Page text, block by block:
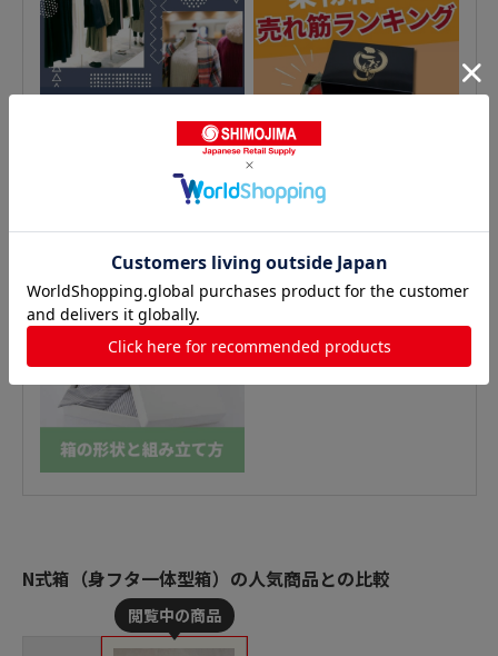
N式箱（身フタ一体型箱）の人気商品との比較